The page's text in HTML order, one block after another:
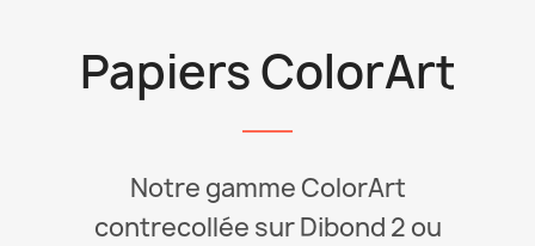
Papiers ColorArt
Notre gamme ColorArt
contrecollée sur Dibond 2 ou